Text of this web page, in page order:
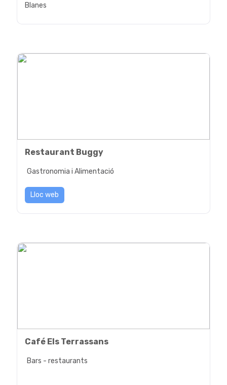
Blanes
Restaurant Buggy
Gastronomia i Alimentació
Lloc web
Café Els Terrassans
Bars - restaurants